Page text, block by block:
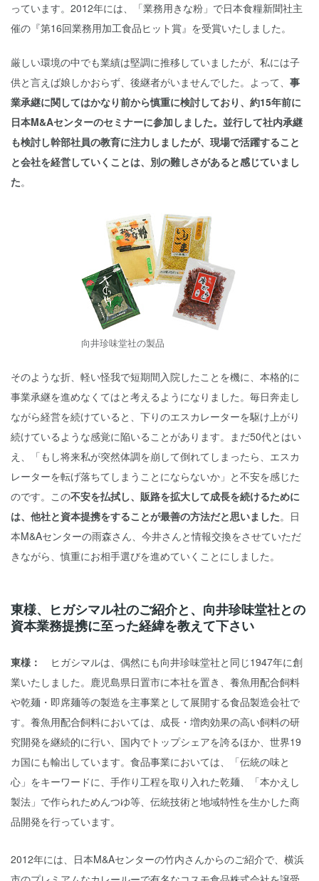
向井珍味堂社の製品
っています。2012年には、「業務用きな粉」で日本食糧新聞社主
催の『第16回業務用加工食品ヒット賞』を受賞いたしました。
厳しい環境の中でも業績は堅調に推移していましたが、私には子
供と言えば娘しかおらず、後継者がいませんでした。よって、 事
業承継に関してはかなり前から慎重に検討しており、約15年前に
日本M&Aセンターのセミナーに参加しました。並行して社内承継
も検討し幹部社員の教育に注力しましたが、現場で活躍すること
と会社を経営していくことは、別の難しさがあると感じていまし
た。
そのような折、軽い怪我で短期間入院したことを機に、本格的に
事業承継を進めなくてはと考えるようになりました。毎日奔走し
ながら経営を続けていると、下りのエスカレーターを駆け上がり
続けているような感覚に陥いることがあります。まだ50代とはい
え、「もし将来私が突然体調を崩して倒れてしまったら、エスカ
レーターを転げ落ちてしまうことにならないか」と不安を感じた
のです。この不安を払拭し、販路を拡大して成長を続けるために
は、他社と資本提携をすることが最善の方法だと思いました。日
本M&Aセンターの雨森さん、今井さんと情報交換をさせていただ
きながら、慎重にお相手選びを進めていくことにしました。
東様、ヒガシマル社のご紹介と、向井珍味堂社との
資本業務提携に至った経緯を教えて下さい
東様： ヒガシマルは、偶然にも向井珍味堂社と同じ1947年に創
業いたしました。鹿児島県日置市に本社を置き、養魚用配合飼料
や乾麺・即席麺等の製造を主事業として展開する食品製造会社で
す。養魚用配合飼料においては、成長・増肉効果の高い飼料の研
究開発を継続的に行い、国内でトップシェアを誇るほか、世界19
カ国にも輸出しています。食品事業においては、「伝統の味と
心」をキーワードに、手作り工程を取り入れた乾麺、「本かえし
製法」で作られためんつゆ等、伝統技術と地域特性を生かした商
品開発を行っています。
2012年には、日本M&Aセンターの竹内さんからのご紹介で、横浜